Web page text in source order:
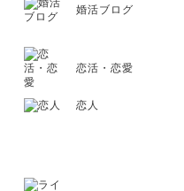
婚活ブログ
恋活・恋愛
恋人